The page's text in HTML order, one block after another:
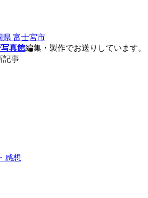
真館編集・製作でお送りしています。
記事
感想